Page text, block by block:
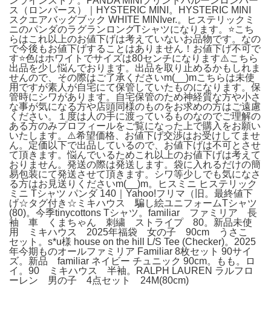
ス（ロンパース）｜HYSTERIC MINI。HYSTERIC MINI
スクエアバッグブック WHITE MINIver.。ヒステリックミ
ニのパンダのラグランロングTシャツになります。⭐こち
らはこれ以上のお値下げは考えていないお品物です。なの
で今後もお値下げすることはありません！お値下げ不可で
す⭐色はホワイトでサイズは80センチになります⚠️こちら
出品を少し悩んでおります。出品を取り止めるかもしれま
せんので、その際はご了承くださいm(__)mこちらは未使
用ですが素人が自宅にて保管していたものになります。保
管時にシワがあります。自宅保管のため神経質な方や小さ
な事が気になる方や店頭同様のものをお求めの方はご遠慮
ください。１度は人の手に渡っているものなのでご理解の
ある方のみプロフィールをご覧になった上で購入をお願い
いたします。⚠️希望価格、お値下げ交渉はお受けしてませ
ん。定価以下で出品しているので、お値下げは不可とさせ
て頂きます。悩んでいるためこれ以上のお値下げは考えて
おりません。発送の際は発送します。袋に入れるだけの簡
易包装にて発送させて頂きます。シワ等少しでも気になさ
る方はお見送りくださいm(__)m。ヒスミニ ヒステリック
ミニ Tシャツ パンダ 140｜Yahoo!フリマ（旧。最終値下
げ☆タグ付き☆ミキハウス 騙し絵ユニフォームTシャツ
(80)。今季tinycottons Tシャツ。familiar ファミリア 長
袖 車 くまちゃん 刺繍 ストライプ 80。新品未使
用 ミキハウス 2025年福袋 女の子 90cm うさこ
セット。s*u様 house on the hill L/S Tee (Checker)。2025
年今期ものオールファミリア Familiar 8枚セット 90サイ
ズ。新品 familiar ネイビー チュニック 90cm。もも。ロ
イ。90 ミキハウス 半袖。RALPH LAUREN ラルフロ
ーレン 男の子 4点セット 24M(80cm)